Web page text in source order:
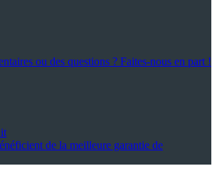
ou des questions ? Faites-nous en part !
de la meilleure garantie de